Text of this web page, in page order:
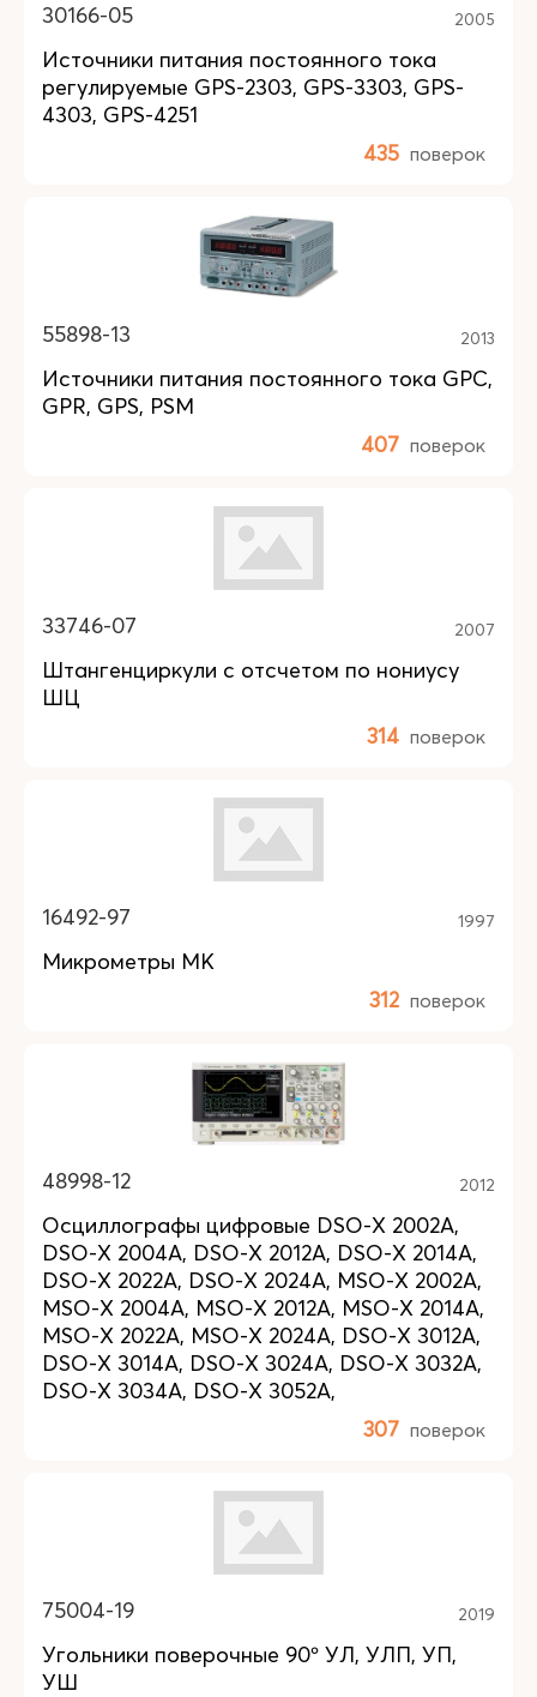
30166-05 2005
Источники питания постоянного тока
регулируемые GPS-2303, GPS-3303, GPS-
4303, GPS-4251
435 поверок
55898-13 2013
Источники питания постоянного тока GPC,
GPR, GPS, PSM
407 поверок
33746-07 2007
Штангенциркули с отсчетом по нониусу
ШЦ
314 поверок
16492-97 1997
Микрометры МК
312 поверок
48998-12 2012
Осциллографы цифровые DSO-X 2002A,
DSO-X 2004A, DSO-X 2012A, DSO-X 2014A,
DSO-X 2022A, DSO-X 2024A, MSO-X 2002A,
MSO-X 2004A, MSO-X 2012A, MSO-X 2014A,
MSO-X 2022A, MSO-X 2024A, DSO-X 3012A,
DSO-X 3014A, DSO-X 3024A, DSO-X 3032A,
DSO-X 3034A, DSO-X 3052A,
307 поверок
75004-19 2019
Угольники поверочные 90º УЛ, УЛП, УП,
УШ